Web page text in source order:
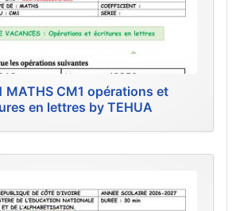
MATHS CM1 opérations et
en lettres by TEHUA